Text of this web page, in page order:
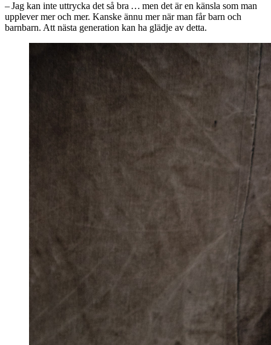
– Jag kan inte uttrycka det så bra … men det är en känsla som man
upplever mer och mer. Kanske ännu mer när man får barn och
barnbarn. Att nästa generation kan ha glädje av detta.